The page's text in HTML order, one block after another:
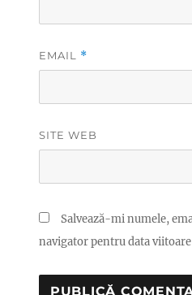
EMAIL *
SITE WEB
Salvează-mi numele,
navigator pentru data